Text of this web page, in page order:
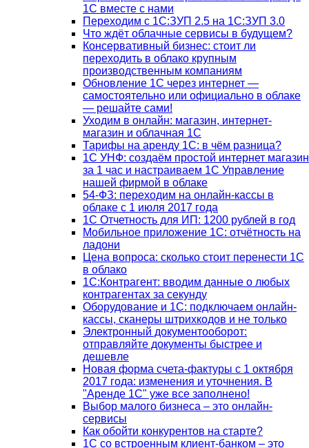
1С вместе с нами
Переходим с 1С:ЗУП 2.5 на 1С:ЗУП 3.0
Что ждёт облачные сервисы в будущем?
Консервативный бизнес: стоит ли
переходить в облако крупным
производственным компаниям
Обновление 1С через интернет —
самостоятельно или официально в облаке
— решайте сами!
Уходим в онлайн: магазин, интернет-
магазин и облачная 1С
Тарифы на аренду 1С: в чём разница?
1С УНФ: создаём простой интернет магазин
за 1 час и настраиваем 1С Управление
нашей фирмой в облаке
54-ФЗ: переходим на онлайн-кассы в
облаке с 1 июля 2017 года
1С Отчетность для ИП: 1200 рублей в год
Мобильное приложение 1С: отчётность на
ладони
Цена вопроса: сколько стоит перенести 1С
в облако
1С:Контрагент: вводим данные о любых
контрагентах за секунду
Оборудование и 1С: подключаем онлайн-
кассы, сканеры штрихкодов и не только
Электронный документооборот:
отправляйте документы быстрее и
дешевле
Новая форма счета-фактуры с 1 октября
2017 года: изменения и уточнения. В
"Аренде 1С" уже все заполнено!
Выбор малого бизнеса – это онлайн-
сервисы
Как обойти конкурентов на старте?
1C со встроенным клиент-банком – это